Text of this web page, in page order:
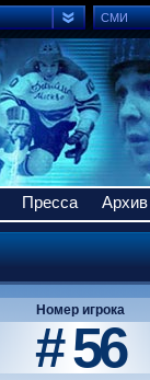
СМИ
Пресса Архив
Номер игрока
# 56